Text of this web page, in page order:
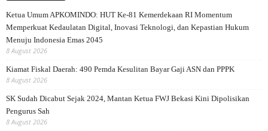
Ketua Umum APKOMINDO: HUT Ke-81 Kemerdekaan RI Momentum
Memperkuat Kedaulatan Digital, Inovasi Teknologi, dan Kepastian Hukum
Menuju Indonesia Emas 2045
8 August 2026
Kiamat Fiskal Daerah: 490 Pemda Kesulitan Bayar Gaji ASN dan PPPK
8 August 2026
SK Sudah Dicabut Sejak 2024, Mantan Ketua FWJ Bekasi Kini Dipolisikan
Pengurus Sah
8 August 2026